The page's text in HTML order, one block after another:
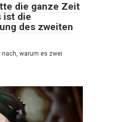
die ganze Zeit
ist die
des zweiten
nach, warum es zwei